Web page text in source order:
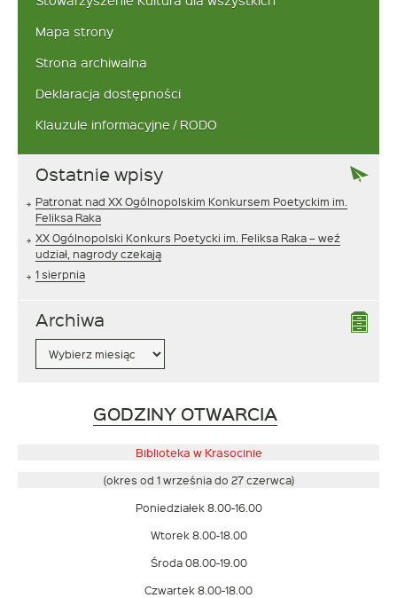
Mapa strony
Strona archiwalna
Deklaracja dostępności
Klauzule informacyjne / RODO
Ostatnie wpisy
Patronat nad XX Ogólnopolskim Konkursem Poetyckim im.
Feliksa Raka
XX Ogólnopolski Konkurs Poetycki im. Feliksa Raka – weź
udział, nagrody czekają
1 sierpnia
Archiwa
GODZINY OTWARCIA
otwiera
w
nowym
Biblioteka w Krasocinie
(okres od 1 września do 27 czerwca)
Poniedziałek 8.00-16.00
Wtorek 8.00-18.00
Środa 08.00-19.00
Czwartek 8.00-18.00